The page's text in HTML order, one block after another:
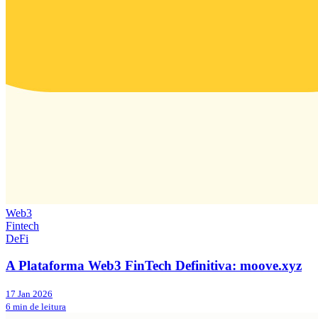
Web3
Fintech
DeFi
A Plataforma Web3 FinTech Definitiva: moove.xyz
17 Jan 2026
6 min de leitura